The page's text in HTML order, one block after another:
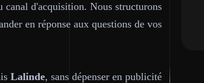
canal d'acquisition. Nous structurons
en réponse aux questions de vos
Lalinde, sans dépenser en publicité